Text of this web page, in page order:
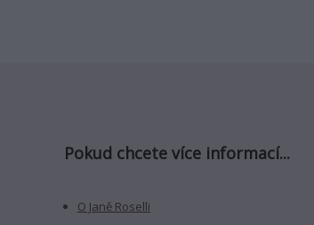
Pokud chcete více informací...
O Janě Roselli